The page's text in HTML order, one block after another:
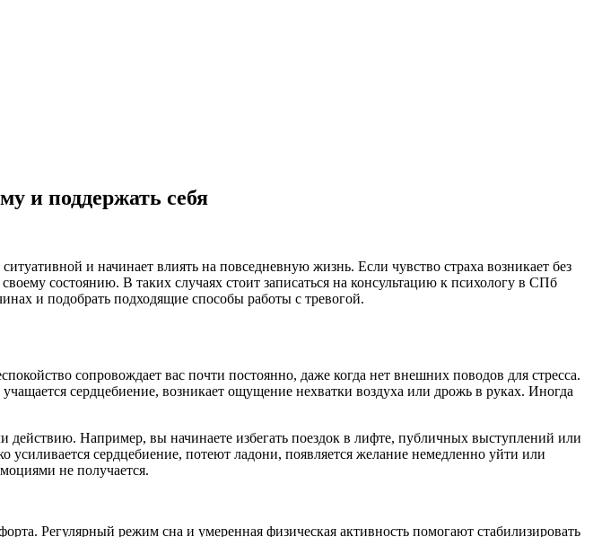
и поддержать себя
и начинает влиять на повседневную жизнь. Если чувство страха возникает без
состоянию. В таких случаях стоит записаться на консультацию к психологу в СПб
и подобрать подходящие способы работы с тревогой.
сопровождает вас почти постоянно, даже когда нет внешних поводов для стресса.
сердцебиение, возникает ощущение нехватки воздуха или дрожь в руках. Иногда
действию. Например, вы начинаете избегать поездок в лифте, публичных выступлений или
сердцебиение, потеют ладони, появляется желание немедленно уйти или
не получается.
Регулярный режим сна и умеренная физическая активность помогают стабилизировать